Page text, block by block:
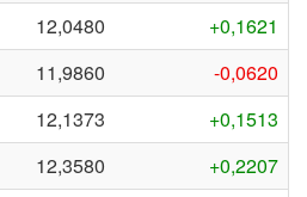
12,0480
+0,1621
11,9860
-0,0620
12,1373
+0,1513
12,3580
+0,2207